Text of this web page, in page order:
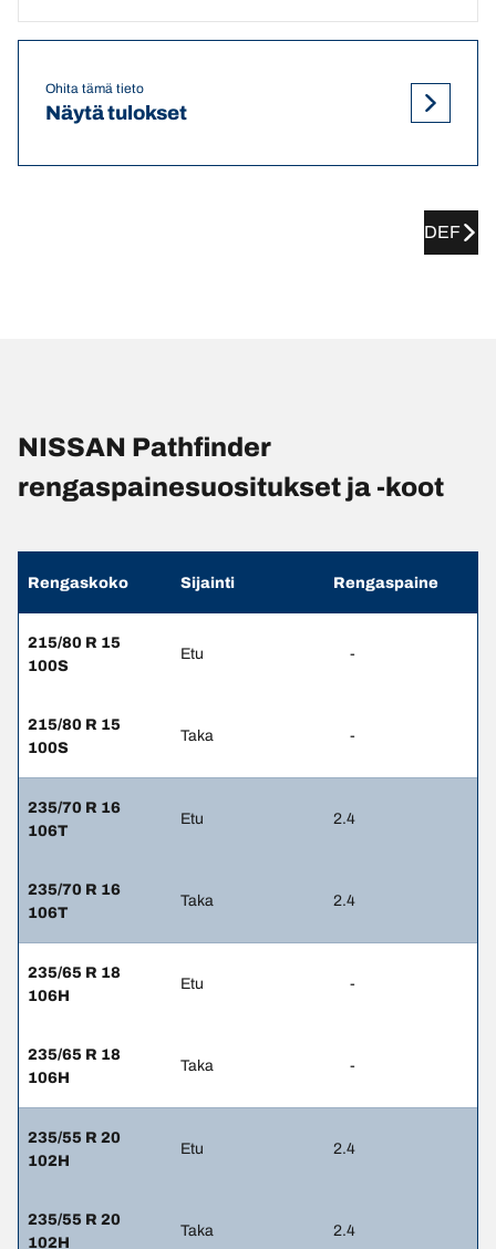
Ohita tämä tieto
Näytä tulokset
DEF
NISSAN Pathfinder
rengaspainesuositukset ja -koot
Rengaskoko Sijainti Rengaspaine
215/80 R 15
100S
Etu -
215/80 R 15
100S
Taka -
235/70 R 16
106T
Etu 2.4
235/70 R 16
106T
Taka 2.4
235/65 R 18
106H
Etu -
235/65 R 18
106H
Taka -
235/55 R 20
102H
Etu 2.4
235/55 R 20
102H
Taka 2.4